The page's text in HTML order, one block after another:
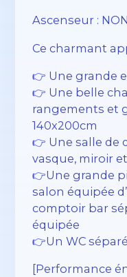
Ascenseur : NON
Ce charmant
👉 Une grande
👉 Une belle
rangements et
140x200cm
👉 Une salle de
vasque, miroir
👉Une grande
salon équipée
comptoir bar
équipée
👉Un WC séparé
[Performance